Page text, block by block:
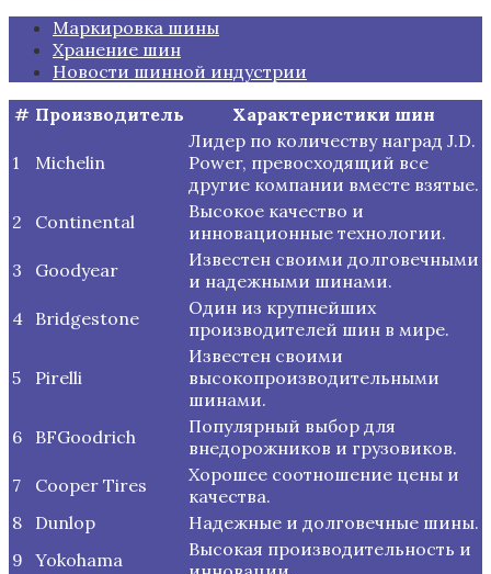
Маркировка шины
Хранение шин
Новости шинной индустрии
# Производитель Характеристики шин
1 Michelin
Лидер по количеству наград J.D.
Power, превосходящий все
другие компании вместе взятые.
2
Continental
Высокое качество и
инновационные технологии.
3
Goodyear
Известен своими долговечными
и надежными шинами.
4 Bridgestone
Один из крупнейших
производителей шин в мире.
5 Pirelli
Известен своими
высокопроизводительными
шинами.
6
BFGoodrich
Популярный выбор для
внедорожников и грузовиков.
7
Cooper Tires
Хорошее соотношение цены и
качества.
8
Dunlop
Надежные и долговечные шины.
9 Yokohama
Высокая производительность и